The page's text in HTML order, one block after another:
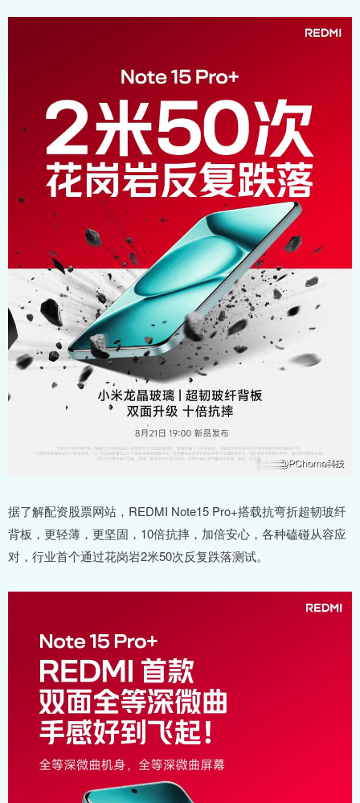
据了解配资股票网站，REDMI Note15 Pro+搭载抗弯折超韧玻纤
背板，更轻薄，更坚固，10倍抗摔，加倍安心，各种磕碰从容应
对，行业首个通过花岗岩2米50次反复跌落测试。